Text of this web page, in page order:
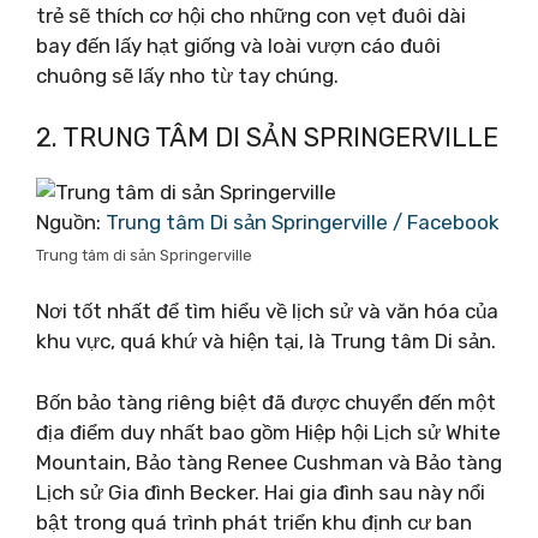
trẻ sẽ thích cơ hội cho những con vẹt đuôi dài
bay đến lấy hạt giống và loài vượn cáo đuôi
chuông sẽ lấy nho từ tay chúng.
2. TRUNG TÂM DI SẢN SPRINGERVILLE
Nguồn: Trung tâm Di sản Springerville / Facebook
Trung tâm di sản Springerville
Nơi tốt nhất để tìm hiểu về lịch sử và văn hóa của
khu vực, quá khứ và hiện tại, là Trung tâm Di sản.
Bốn bảo tàng riêng biệt đã được chuyển đến một
địa điểm duy nhất bao gồm Hiệp hội Lịch sử White
Mountain, Bảo tàng Renee Cushman và Bảo tàng
Lịch sử Gia đình Becker. Hai gia đình sau này nổi
bật trong quá trình phát triển khu định cư ban